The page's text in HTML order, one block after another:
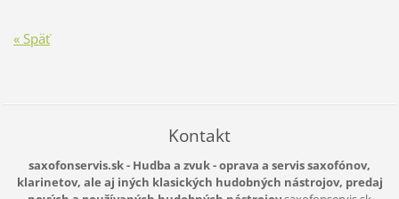
« Späť
Kontakt
saxofonservis.sk - Hudba a zvuk - oprava a servis saxofónov,
klarinetov, ale aj iných klasických hudobných nástrojov, predaj